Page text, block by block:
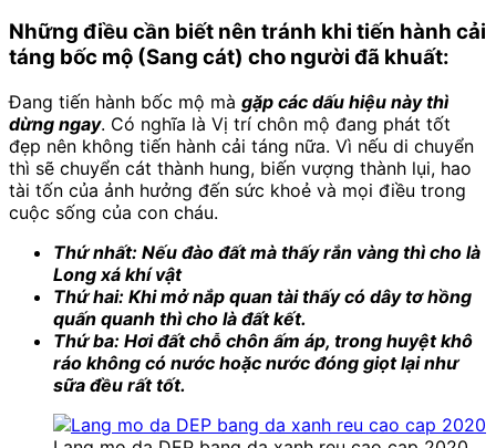
Những điều cần biết nên tránh khi tiến hành cải
táng bốc mộ (Sang cát) cho người đã khuất:
Đang tiến hành bốc mộ mà gặp các dấu hiệu này thì
dừng ngay. Có nghĩa là Vị trí chôn mộ đang phát tốt
đẹp nên không tiến hành cải táng nữa. Vì nếu di chuyển
thì sẽ chuyển cát thành hung, biến vượng thành lụi, hao
tài tốn của ảnh hưởng đến sức khoẻ và mọi điều trong
cuộc sống của con cháu.
Thứ nhất: Nếu đào đất mà thấy rắn vàng thì cho là
Long xá khí vật
Thứ hai: Khi mở nắp quan tài thấy có dây tơ hồng
quấn quanh thì cho là đất kết.
Thứ ba: Hơi đất chỗ chôn ấm áp, trong huyệt khô
ráo không có nước hoặc nước đóng giọt lại như
sữa đều rất tốt.